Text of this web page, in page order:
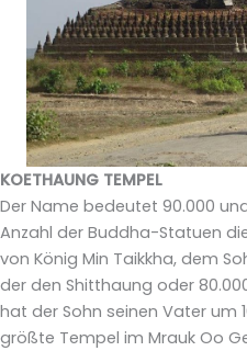
KOETHAUNG TEMPEL
Der Name bedeutet 90.000
Anzahl der Buddha-Statuen
von König Min Taikkha, dem
der den Shitthaung oder
hat der Sohn seinen Vater um
größte Tempel im Mrauk Oo